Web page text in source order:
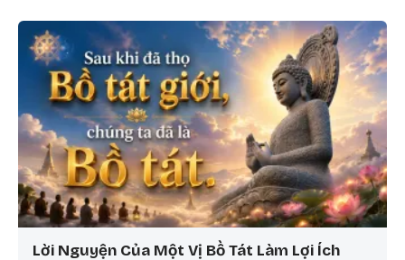
Lời Nguyện Của Một Vị Bồ Tát Làm Lợi Ích